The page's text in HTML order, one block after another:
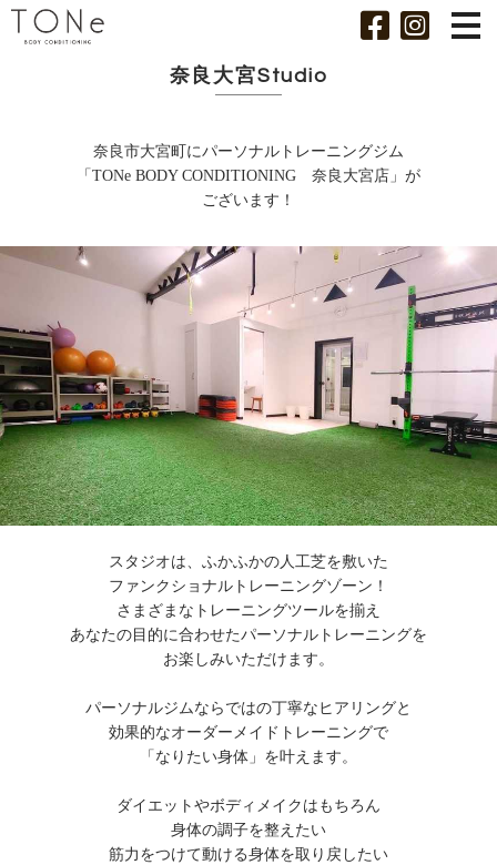
奈良大宮Studio
奈良市大宮町にパーソナルトレーニングジム
「TONe BODY CONDITIONING 奈良大宮店」が
ございます！
スタジオは、ふかふかの人工芝を敷いた
ファンクショナルトレーニングゾーン！
さまざまなトレーニングツールを揃え
あなたの目的に合わせたパーソナルトレーニングを
お楽しみいただけます。
パーソナルジムならではの丁寧なヒアリングと
効果的なオーダーメイドトレーニングで
「なりたい身体」を叶えます。
ダイエットやボディメイクはもちろん
身体の調子を整えたい
筋力をつけて動ける身体を取り戻したい